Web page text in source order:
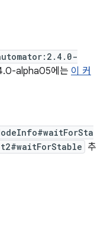
alpha05에는 이 커
추